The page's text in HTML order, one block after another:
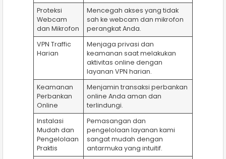
Proteksi
Webcam
dan Mikrofon
Mencegah akses yang tidak
sah ke webcam dan mikrofon
perangkat Anda.
VPN Traffic
Harian
Menjaga privasi dan
keamanan saat melakukan
aktivitas online dengan
layanan VPN harian.
Keamanan
Perbankan
Online
Menjamin transaksi perbankan
online Anda aman dan
terlindungi.
Instalasi
Mudah dan
Pengelolaan
Praktis
Pemasangan dan
pengelolaan layanan kami
sangat mudah dengan
antarmuka yang intuitif.